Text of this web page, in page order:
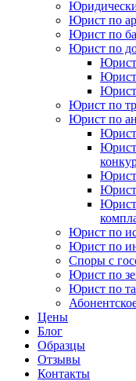
Юрист по
Юрист по
Юрист по
Юрист
Юрист
Юрист
Юрист по
Юрист по
Юрист
Юрист
Юрист по
Юрист по
Споры с
Юрист по
Юрист по
Цены
Блог
Образцы
Отзывы
Контакты